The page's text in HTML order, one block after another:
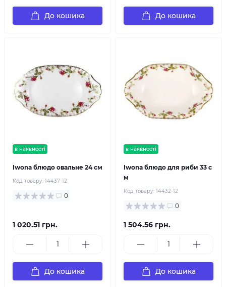
До кошика До кошика
в наявності
Iwona блюдо овальне 24 см
Код товару: 14437-12
0
1 020.51 грн.
До кошика
в наявності
Iwona блюдо для риби 33 с
м
Код товару: 14432-12
0
1 504.56 грн.
До кошика